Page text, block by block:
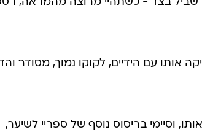
עם הידיים, לקוקו נמוך, מסודר
וסיימי בריסוס נוסף של ספריי לשיער,